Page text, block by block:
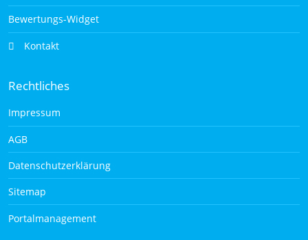
Bewertungs-Widget
Kontakt
Rechtliches
Impressum
AGB
Datenschutzerklärung
Sitemap
Portalmanagement